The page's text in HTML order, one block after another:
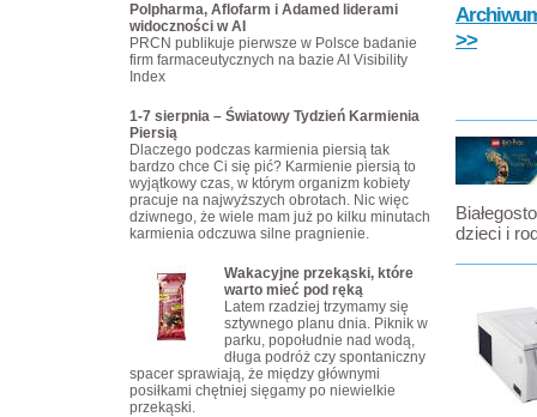
>>
dzieci i
Polpharma, Aflofarm i Adamed liderami
widoczności w AI
PRCN publikuje pierwsze w Polsce badanie
firm farmaceutycznych na bazie AI Visibility
Index
1-7 sierpnia – Światowy Tydzień Karmienia
Piersią
Dlaczego podczas karmienia piersią tak
bardzo chce Ci się pić? Karmienie piersią to
wyjątkowy czas, w którym organizm kobiety
pracuje na najwyższych obrotach. Nic więc
dziwnego, że wiele mam już po kilku minutach
karmienia odczuwa silne pragnienie.
Wakacyjne przekąski, które
warto mieć pod ręką
Latem rzadziej trzymamy się
sztywnego planu dnia. Piknik w
parku, popołudnie nad wodą,
długa podróż czy spontaniczny
spacer sprawiają, że między głównymi
posiłkami chętniej sięgamy po niewielkie
przekąski.